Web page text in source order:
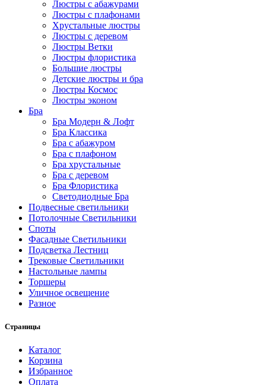
Люстры с абажурами
Люстры с плафонами
Хрустальные люстры
Люстры с деревом
Люстры Ветки
Люстры флористика
Большие люстры
Детские люстры и бра
Люстры Космос
Люстры эконом
Бра
Бра Модерн & Лофт
Бра Классика
Бра с абажуром
Бра с плафоном
Бра хрустальные
Бра с деревом
Бра Флористика
Светодиодные Бра
Подвесные светильники
Потолочные Светильники
Споты
Фасадные Светильники
Подсветка Лестниц
Трековые Светильники
Настольные лампы
Торшеры
Уличное освещение
Разное
Страницы
Каталог
Корзина
Избранное
Оплата